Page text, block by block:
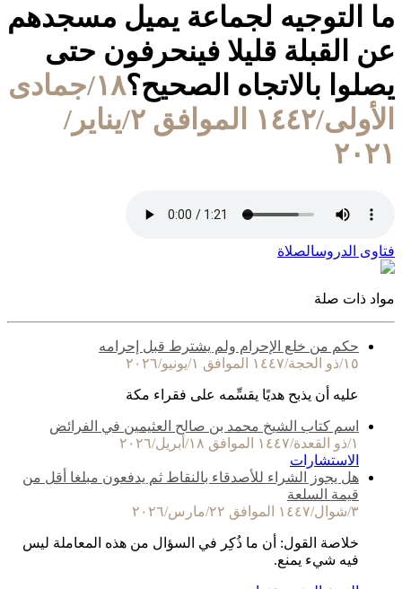
ما التوجيه لجماعة يميل مسجدهم
عن القبلة قليلا فينحرفون حتى
يصلوا بالاتجاه الصحيح؟
١٨/جمادى
الأولى/١٤٤٢ الموافق ٢/يناير/
٢٠٢١
فتاوى الدروسالصلاة
مواد ذات صلة
حكم من خلع الإحرام ولم يشترط قبل إحرامه
١٥/ذو الحجة/١٤٤٧ الموافق ١/يونيو/٢٠٢٦
عليه أن يذبح هديًا يقسِّمه على فقراء مكة
اسم كتاب الشيخ محمد بن صالح العثيمين في الفرائض
١/ذو القعدة/١٤٤٧ الموافق ١٨/أبريل/٢٠٢٦
الاستشارات
هل يجوز الشراء للأصدقاء بالنقاط ثم يدفعون مبلغا أقل من
قيمة السلعة
٣/شوال/١٤٤٧ الموافق ٢٢/مارس/٢٠٢٦
خلاصة القول: أن ما ذُكِر في السؤال من هذه المعاملة ليس
فيه شيء يمنع.